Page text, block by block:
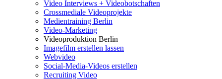
Video Interviews + Videobotschaften
Crossmediale Videoprojekte
Medientraining Berlin
Video-Marketing
Videoproduktion Berlin
Imagefilm erstellen lassen
Webvideo
Social-Media-Videos erstellen
Recruiting Video